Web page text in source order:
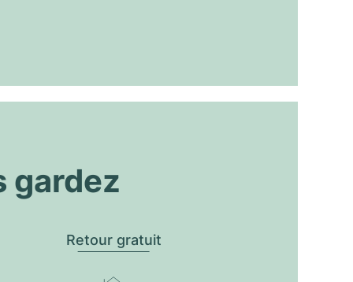
gardez
Retour gratuit